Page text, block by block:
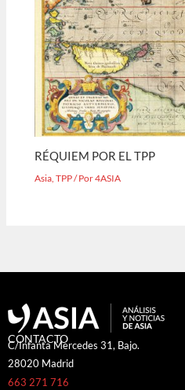
RÉQUIEM POR EL TPP
Asia,TPP/ Por4ASIA
CONTACTO
C/Infanta Mercedes 31, Bajo.
28020 Madrid
663 271 716